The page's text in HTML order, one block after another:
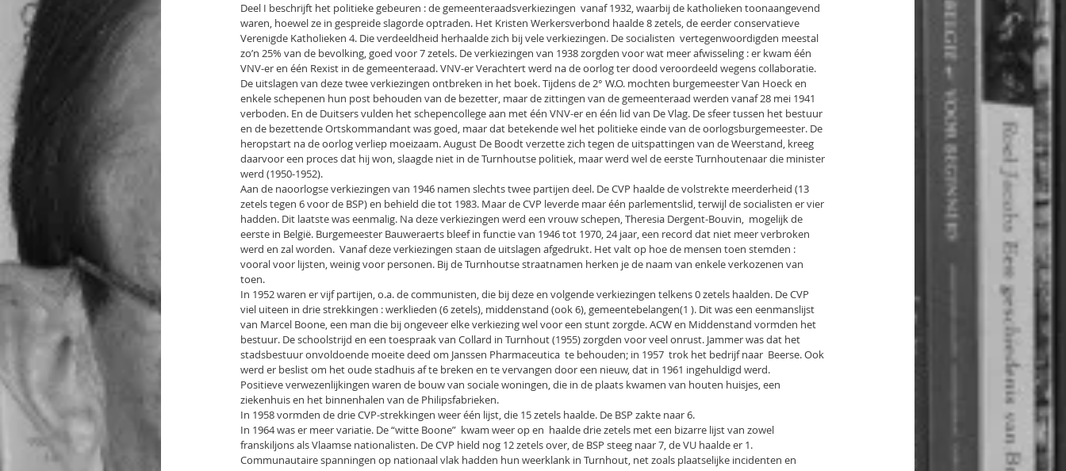
Deel I beschrijft het politieke gebeuren : de gemeenteraadsverkiezingen  vanaf 1932, waarbij de katholieken toonaangevend
waren, hoewel ze in gespreide slagorde optraden. Het Kristen Werkersverbond haalde 8 zetels, de eerder conservatieve
Verenigde Katholieken 4. Die verdeeldheid herhaalde zich bij vele verkiezingen. De socialisten  vertegenwoordigden meestal
zo’n 25% van de bevolking, goed voor 7 zetels. De verkiezingen van 1938 zorgden voor wat meer afwisseling : er kwam één
VNV-er en één Rexist in de gemeenteraad. VNV-er Verachtert werd na de oorlog ter dood veroordeeld wegens collaboratie.
De uitslagen van deze twee verkiezingen ontbreken in het boek. Tijdens de 2° W.O. mochten burgemeester Van Hoeck en
enkele schepenen hun post behouden van de bezetter, maar de zittingen van de gemeenteraad werden vanaf 28 mei 1941
verboden. En de Duitsers vulden het schepencollege aan met één VNV-er en één lid van De Vlag. De sfeer tussen het bestuur
en de bezettende Ortskommandant was goed, maar dat betekende wel het politieke einde van de oorlogsburgemeester. De
heropstart na de oorlog verliep moeizaam. August De Boodt verzette zich tegen de uitspattingen van de Weerstand, kreeg
daarvoor een proces dat hij won, slaagde niet in de Turnhoutse politiek, maar werd wel de eerste Turnhoutenaar die minister
werd (1950-1952).
Aan de naoorlogse verkiezingen van 1946 namen slechts twee partijen deel. De CVP haalde de volstrekte meerderheid (13
zetels tegen 6 voor de BSP) en behield die tot 1983. Maar de CVP leverde maar één parlementslid, terwijl de socialisten er vier
hadden. Dit laatste was eenmalig. Na deze verkiezingen werd een vrouw schepen, Theresia Dergent-Bouvin,  mogelijk de
eerste in België. Burgemeester Bauweraerts bleef in functie van 1946 tot 1970, 24 jaar, een record dat niet meer verbroken
werd en zal worden.  Vanaf deze verkiezingen staan de uitslagen afgedrukt. Het valt op hoe de mensen toen stemden :
vooral voor lijsten, weinig voor personen. Bij de Turnhoutse straatnamen herken je de naam van enkele verkozenen van
toen.
In 1952 waren er vijf partijen, o.a. de communisten, die bij deze en volgende verkiezingen telkens 0 zetels haalden. De CVP
viel uiteen in drie strekkingen : werklieden (6 zetels), middenstand (ook 6), gemeentebelangen(1 ). Dit was een eenmanslijst
van Marcel Boone, een man die bij ongeveer elke verkiezing wel voor een stunt zorgde. ACW en Middenstand vormden het
bestuur. De schoolstrijd en een toespraak van Collard in Turnhout (1955) zorgden voor veel onrust. Jammer was dat het
stadsbestuur onvoldoende moeite deed om Janssen Pharmaceutica  te behouden; in 1957  trok het bedrijf naar  Beerse. Ook
werd er beslist om het oude stadhuis af te breken en te vervangen door een nieuw, dat in 1961 ingehuldigd werd.
Positieve verwezenlijkingen waren de bouw van sociale woningen, die in de plaats kwamen van houten huisjes, een
ziekenhuis en het binnenhalen van de Philipsfabrieken.
In 1958 vormden de drie CVP-strekkingen weer één lijst, die 15 zetels haalde. De BSP zakte naar 6.
In 1964 was er meer variatie. De “witte Boone”  kwam weer op en  haalde drie zetels met een bizarre lijst van zowel
franskiljons als Vlaamse nationalisten. De CVP hield nog 12 zetels over, de BSP steeg naar 7, de VU haalde er 1.
Communautaire spanningen op nationaal vlak hadden hun weerklank in Turnhout, net zoals plaatselijke incidenten en